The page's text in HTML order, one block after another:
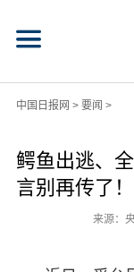
中国日报网 > 要闻 >
鳄鱼出逃、
言别再传了！
来源：